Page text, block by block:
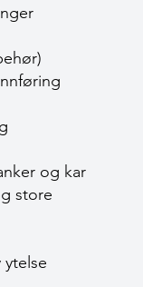
og kar
store